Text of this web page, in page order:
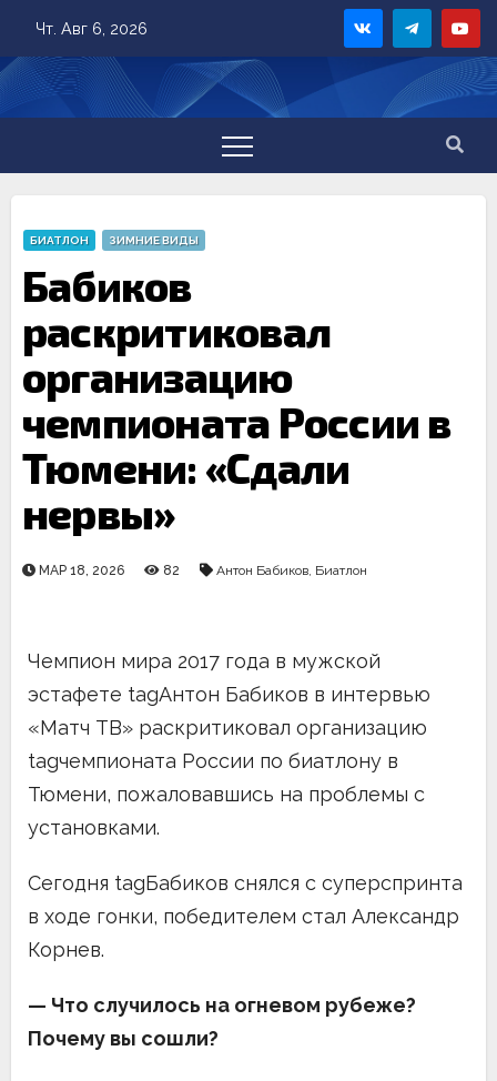
content
Чт. Авг 6, 2026
БИАТЛОН ЗИМНИЕ ВИДЫ
Бабиков
раскритиковал
организацию
чемпионата России в
Тюмени: «Сдали
нервы»
МАР 18, 2026 82 Антон Бабиков, Биатлон
Чемпион мира 2017 года в мужской
эстафете tagАнтон Бабиков в интервью
«Матч ТВ» раскритиковал организацию
tagчемпионата России по биатлону в
Тюмени, пожаловавшись на проблемы с
установками.
Сегодня tagБабиков снялся с суперспринта
в ходе гонки, победителем стал Александр
Корнев.
— Что случилось на огневом рубеже?
Почему вы сошли?